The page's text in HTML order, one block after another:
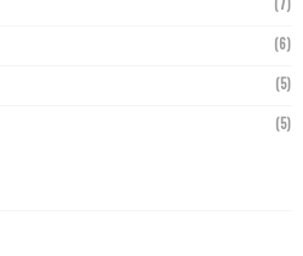
(6)
(5)
(5)